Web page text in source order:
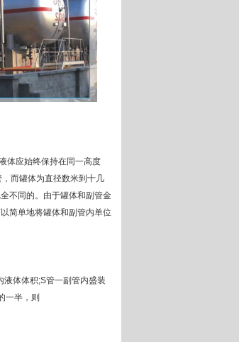
体应始终保持在同一高度
而罐体为直径数米到十几
不同的。由于罐体和副管金
简单地将罐体和副管内单位
体体积;S管一副管内盛装
一半，则